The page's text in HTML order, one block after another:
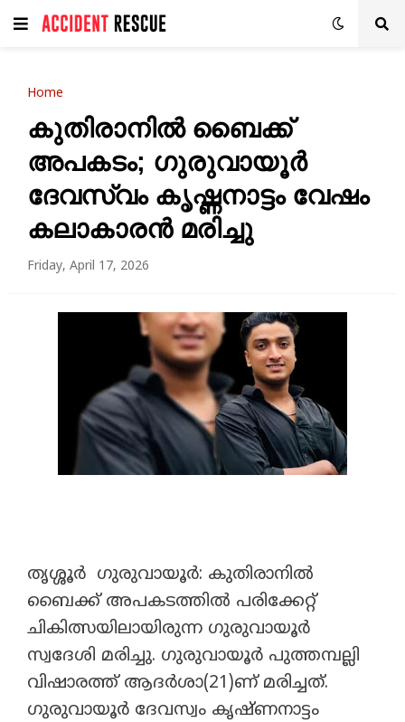
Home
കുതിരാനിൽ ബൈക്ക്
അപകടം; ഗുരുവായൂർ
ദേവസ്വം കൃഷ്ണനാട്ടം വേഷം
കലാകാരൻ മരിച്ചു
Friday, April 17, 2026
തൃശ്ശൂർ ഗുരുവായൂർ: കുതിരാനിൽ
ബൈക്ക് അപകടത്തിൽ പരിക്കേറ്റ്
ചികിത്സയിലായിരുന്ന ഗുരുവായൂർ
സ്വദേശി മരിച്ചു. ഗുരുവായൂർ പുത്തമ്പല്ലി
വിഷാരത്ത് ആദർശാ(21)ണ് മരിച്ചത്.
ഗുരുവായൂർ ദേവസ്വം കൃഷ്ണനാട്ടം